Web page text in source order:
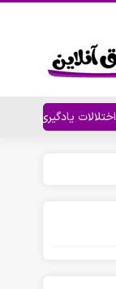
اختلالات یادگیری